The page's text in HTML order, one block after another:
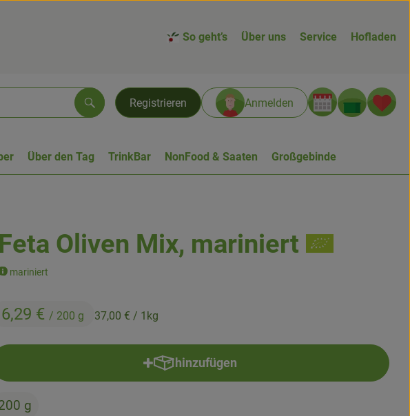
So geht’s Über uns Service Hofladen
Registrieren Anmelden
Suchen
Über den Tag TrinkBar NonFood & Saaten Großgebinde
Feta Oliven Mix, mariniert
mariniert
6,29 € / 200 g 37,00 € / 1kg
zu Favouriten hinzufügen
hinzufügen
Produkt zum Warenkorb hinzufügen
g